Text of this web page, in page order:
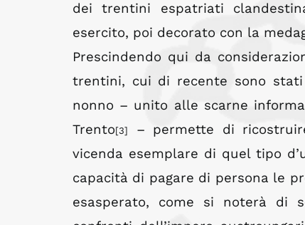
dei trentini espatriati
esercito, poi decorato con la
Prescindendo qui da
trentini, cui di recente sono
nonno – unito alle scarne
Trento[3]
– permette di
vicenda esemplare di quel tipo
capacità di pagare di persona le
esasperato, come si noterà di